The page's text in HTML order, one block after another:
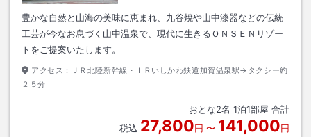
豊かな自然と山海の美味に恵まれ、九谷焼や山中漆器などの伝統
工芸が今なお息づく山中温泉で、現代に生きるＯＮＳＥＮリゾー
トをご提案いたします。
アクセス：
ＪＲ北陸新幹線・ＩＲいしかわ鉄道加賀温泉駅→タクシー約
２５分
おとな2名 1泊1部屋 合計
税込 27,800円 〜 141,000円